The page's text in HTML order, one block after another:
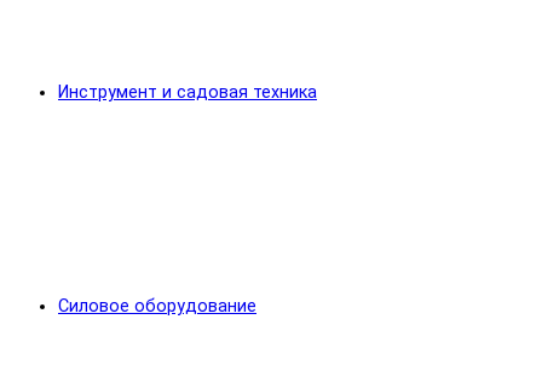
Инструмент и садовая техника
Силовое оборудование